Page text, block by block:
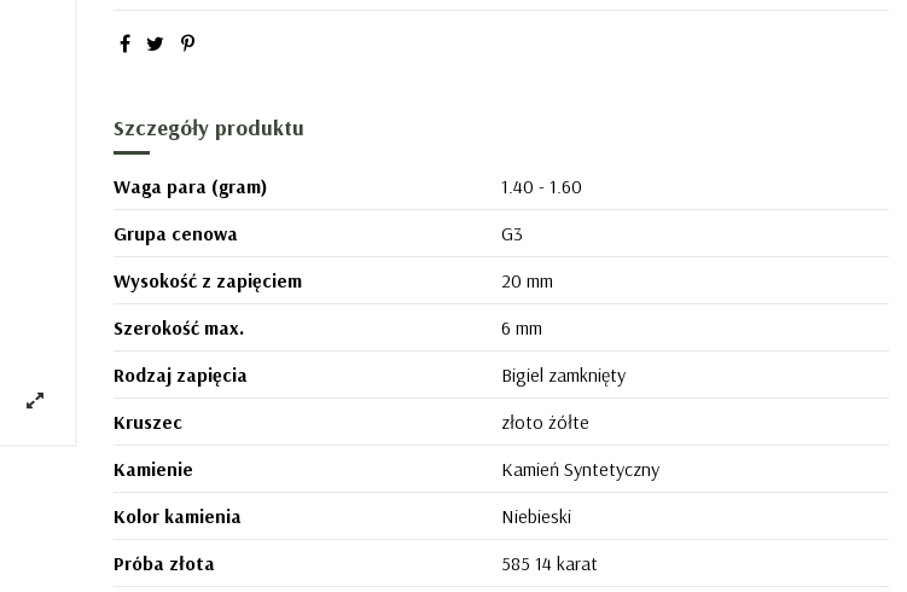
Szczegóły produktu
Waga para (gram)
1.40 - 1.60
Grupa cenowa
G3
Wysokość z zapięciem
20 mm
Szerokość max.
6 mm
Rodzaj zapięcia
Bigiel zamknięty
Kruszec
złoto żółte
Kamienie
Kamień Syntetyczny
Kolor kamienia
Niebieski
Próba złota
585 14 karat